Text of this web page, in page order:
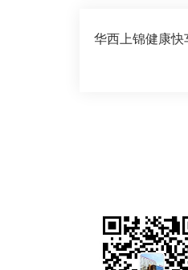
华西上锦健康快